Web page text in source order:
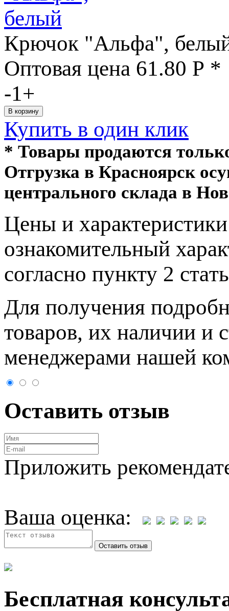
Крючок "Альфа",
Оптовая цена 61.80 Р *
-1+
Купить в один клик
* Товары продаются
Отгрузка в Красноярск
центрального склада в
Цeны и
ознакомительный
согласно пункту 2
Для пoлучения
товaров, их нaличии и
менеджерами нашей
Оставить отзыв
Приложить
Ваша оценка:
Бесплатная